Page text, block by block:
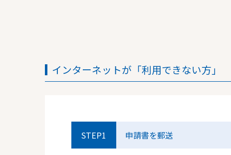
インターネットが「利用できない方」
STEP1 申請書を郵送